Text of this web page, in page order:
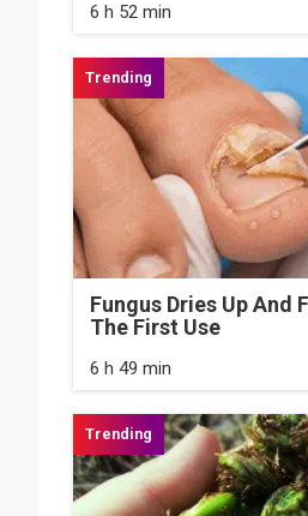
6 h 52 min
Fungus Dries Up And
The First Use
6 h 49 min